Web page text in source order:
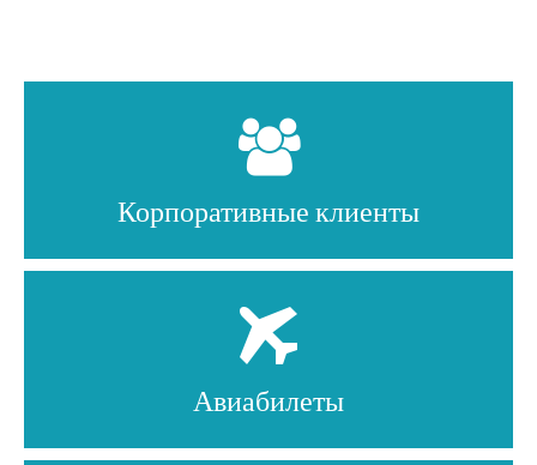
Корпоративные клиенты
Авиабилеты